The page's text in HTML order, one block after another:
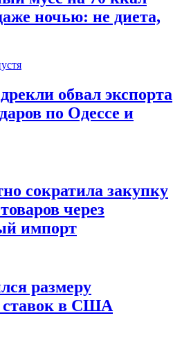
ночью: не диета,
обвал экспорта
по Одессе и
сократила закупку
через
импорт
размеру
ставок в США